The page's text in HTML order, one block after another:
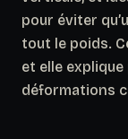
pour éviter
tout le poids.
et elle
déformations